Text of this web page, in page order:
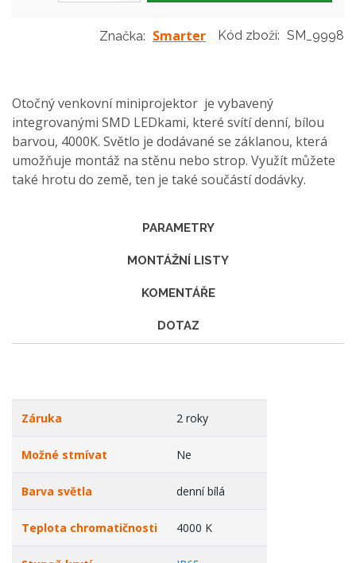
Značka: Smarter Kód zboží: SM_9998
Otočný venkovní miniprojektor je vybavený
integrovanými SMD LEDkami, které svítí denní, bílou
barvou, 4000K. Světlo je dodávané se záklanou, která
umožňuje montáž na stěnu nebo strop. Využít můžete
také hrotu do země, ten je také součástí dodávky.
PARAMETRY
MONTÁŽNÍ LISTY
KOMENTÁŘE
DOTAZ
Záruka 2 roky
Možné stmívat Ne
Barva světla denní bílá
Teplota chromatičnosti 4000 K